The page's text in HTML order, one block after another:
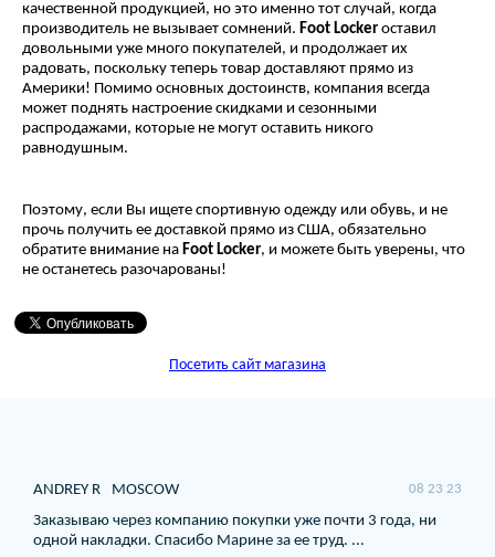
качественной продукцией, но это именно тот случай, когда
производитель не вызывает сомнений. Foot Locker оставил
довольными уже много покупателей, и продолжает их
радовать, поскольку теперь товар доставляют прямо из
Америки! Помимо основных достоинств, компания всегда
может поднять настроение скидками и сезонными
распродажами, которые не могут оставить никого
равнодушным.
Поэтому, если Вы ищете спортивную одежду или обувь, и не
прочь получить ее доставкой прямо из США, обязательно
обратите внимание на Foot Locker, и можете быть уверены, что
не останетесь разочарованы!
Посетить сайт магазина
ANDREY R MOSCOW 08 23 23
Заказываю через компанию покупки уже почти 3 года, ни
одной накладки. Спасибо Марине за ее труд. ...